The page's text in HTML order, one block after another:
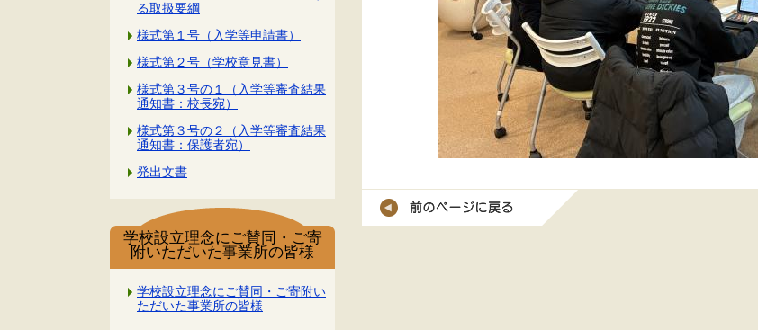
る取扱要綱
様式第１号（入学等申請書）
様式第２号（学校意見書）
様式第３号の１（入学等審査結果
通知書：校長宛）
様式第３号の２（入学等審査結果
通知書：保護者宛）
発出文書
学校設立理念にご賛同・ご寄
附いただいた事業所の皆様
学校設立理念にご賛同・ご寄附い
ただいた事業所の皆様